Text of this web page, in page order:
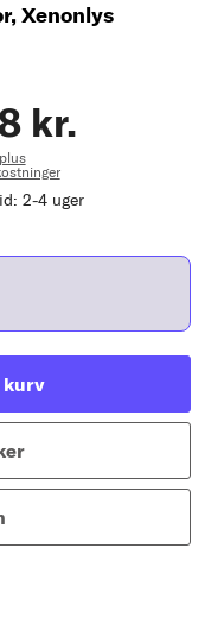
Xenonlys
kr.
plus
2-4 uger